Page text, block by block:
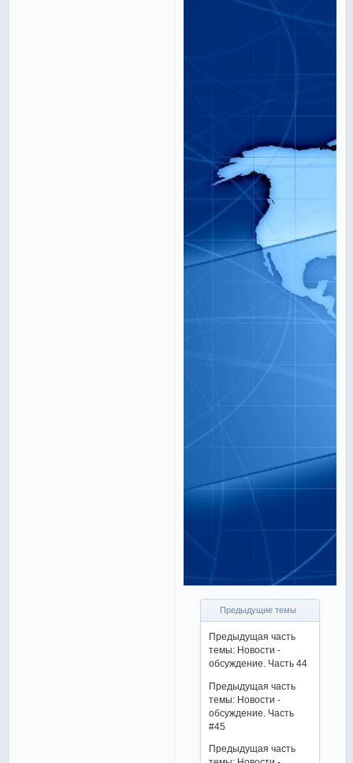
Предыдущие темы
Предыдущая часть
темы: Новости -
обсуждение. Часть 44
Предыдущая часть
темы: Новости -
обсуждение. Часть
#45
Предыдущая часть